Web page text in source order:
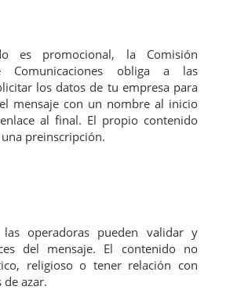
es promocional, la Comisión
Comunicaciones obliga a las
los datos de tu empresa para
mensaje con un nombre al inicio
al final. El propio contenido
preinscripción.
las operadoras pueden validar y
del mensaje. El contenido no
religioso o tener relación con
de azar.